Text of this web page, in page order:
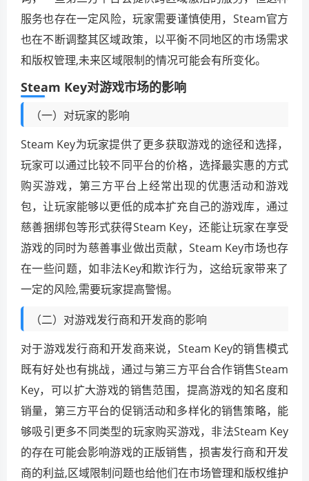
服务也存在一定风险，玩家需要谨慎使用，Steam官方
也在不断调整其区域政策，以平衡不同地区的市场需求
和版权管理,未来区域限制的情况可能会有所变化。
Steam Key对游戏市场的影响
（一）对玩家的影响
Steam Key为玩家提供了更多获取游戏的途径和选择，
玩家可以通过比较不同平台的价格，选择最实惠的方式
购买游戏，第三方平台上经常出现的优惠活动和游戏
包，让玩家能够以更低的成本扩充自己的游戏库，通过
慈善捆绑包等形式获得Steam Key，还能让玩家在享受
游戏的同时为慈善事业做出贡献，Steam Key市场也存
在一些问题，如非法Key和欺诈行为，这给玩家带来了
一定的风险,需要玩家提高警惕。
（二）对游戏发行商和开发商的影响
对于游戏发行商和开发商来说，Steam Key的销售模式
既有好处也有挑战，通过与第三方平台合作销售Steam
Key，可以扩大游戏的销售范围，提高游戏的知名度和
销量，第三方平台的促销活动和多样化的销售策略，能
够吸引更多不同类型的玩家购买游戏，非法Steam Key
的存在可能会影响游戏的正版销售，损害发行商和开发
商的利益,区域限制问题也给他们在市场管理和版权维护